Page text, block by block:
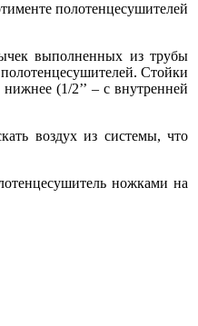
полотенцесушителей
выполненных из трубы
Стойки
(1/2’’ – c внутренней
воздух из системы, что
ножками на